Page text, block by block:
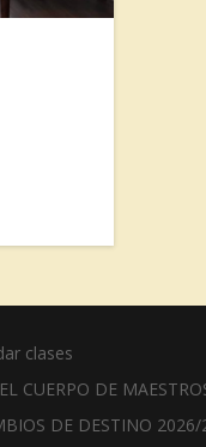
clases
CUERPO DE
DE DESTINO